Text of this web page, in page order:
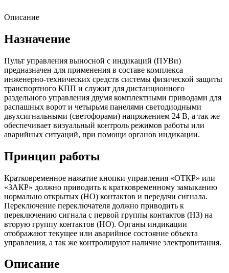
Описание
Назначение
Пульт управления выносной с индикаций (ПУВи)
предназначен для применения в составе комплекса
инженерно-технических средств системы физической защиты
транспортного КПП и служит для дистанционного
раздельного управления двумя комплектными приводами для
распашных ворот и четырьмя панелями светодиодными
двухсигнальными (светофорами) напряжением 24 В, а так же
обеспечивает визуальный контроль режимов работы или
аварийных ситуаций, при помощи органов индикации.
Принцип работы
Кратковременное нажатие кнопки управления «ОТКР» или
«ЗАКР» должно приводить к кратковременному замыканию
нормально открытых (НО) контактов и передачи сигнала.
Переключение переключателя должно приводить к
переключению сигнала с первой группы контактов (НЗ) на
вторую группу контактов (НО). Органы индикации
отображают текущее или аварийное состояние объекта
управления, а так же контролируют наличие электропитания.
Описание